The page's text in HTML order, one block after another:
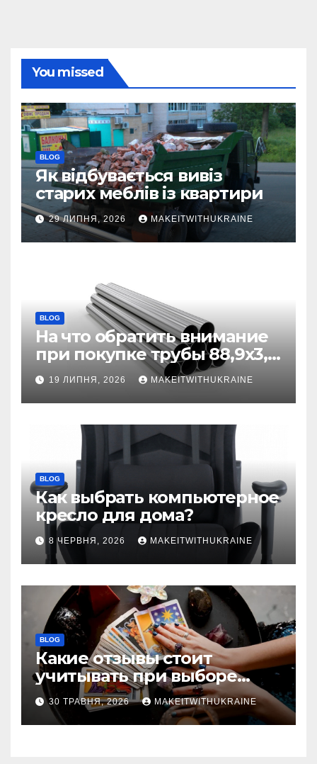
You missed
BLOG
Як відбувається вивіз
старих меблів із квартири
29 ЛИПНЯ, 2026 MAKEITWITHUKRAINE
BLOG
На что обратить внимание
при покупке трубы 88,9х3,2
бесшовной
19 ЛИПНЯ, 2026 MAKEITWITHUKRAINE
BLOG
Как выбрать компьютерное
кресло для дома?
8 ЧЕРВНЯ, 2026 MAKEITWITHUKRAINE
BLOG
Какие отзывы стоит
учитывать при выборе
гадалки в Казахстане?
30 ТРАВНЯ, 2026 MAKEITWITHUKRAINE